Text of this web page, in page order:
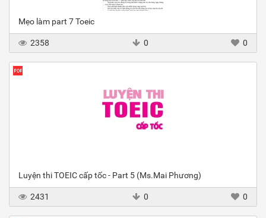
Mẹo làm part 7 Toeic
2358 0 0
Luyện thi TOEIC cấp tốc - Part 5 (Ms.Mai Phương)
2431 0 0